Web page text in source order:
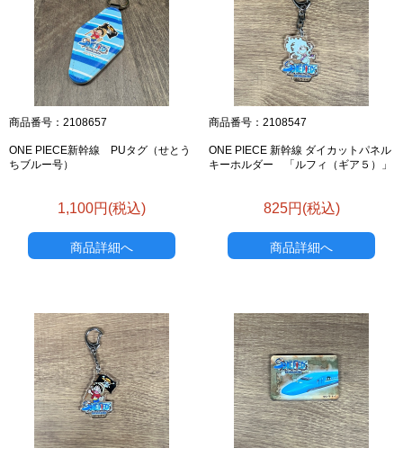
商品番号：2108657
ONE PIECE新幹線 PUタグ（せとう
ちブルー号）
1,100円(税込)
商品詳細へ
商品番号：2108547
ONE PIECE 新幹線 ダイカットパネル
キーホルダー 「ルフィ（ギア５）」
825円(税込)
商品詳細へ